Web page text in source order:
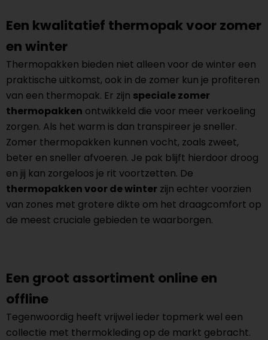
Een kwalitatief thermopak voor zomer
en winter
Thermopakken bieden niet alleen voor de winter een
praktische uitkomst, ook in de zomer kun je profiteren
van een thermopak. Er zijn speciale zomer
thermopakken ontwikkeld die voor meer verkoeling
zorgen. Als het warm is dan transpireer je sneller.
Zomer thermopakken kunnen vocht, zoals zweet,
beter en sneller afvoeren. Je pak blijft hierdoor droog
en jij kan zorgeloos je rit voortzetten. De
thermopakken voor de winter zijn echter voorzien
van zones met grotere dikte om het draagcomfort op
de meest cruciale gebieden te waarborgen.
Een groot assortiment online en
offline
Tegenwoordig heeft vrijwel ieder topmerk wel een
collectie met thermokleding op de markt gebracht.